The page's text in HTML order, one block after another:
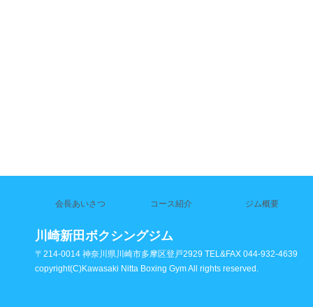
会長あいさつ コース紹介 ジム概要
川崎新田ボクシングジム
〒214-0014 神奈川県川崎市多摩区登戸2929 TEL&FAX 044-932-4639
copyright(C)Kawasaki Nitta Boxing Gym All rights reserved.